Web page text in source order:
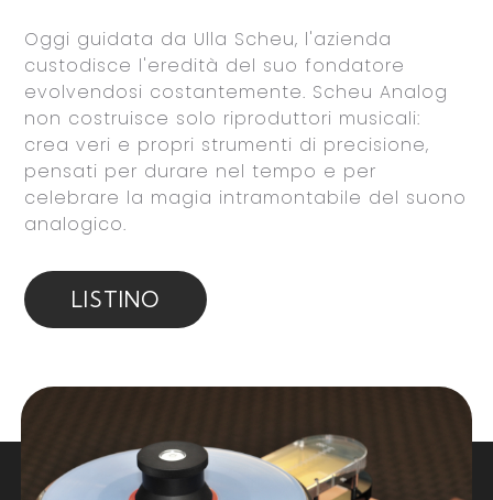
Oggi guidata da Ulla Scheu, l'azienda
custodisce l'eredità del suo fondatore
evolvendosi costantemente. Scheu Analog
non costruisce solo riproduttori musicali:
crea veri e propri strumenti di precisione,
pensati per durare nel tempo e per
celebrare la magia intramontabile del suono
analogico.
LISTINO